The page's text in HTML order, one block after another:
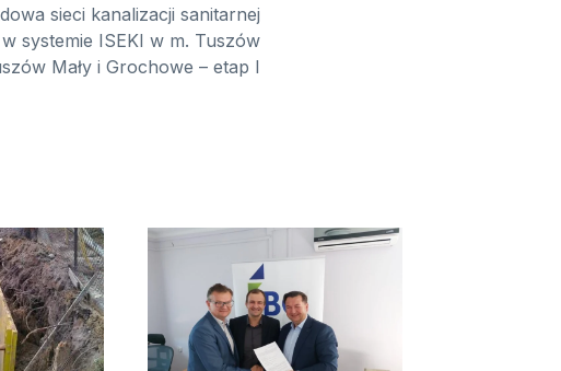
sieci kanalizacji sanitarnej
systemie ISEKI w m. Tuszów
Mały i Grochowe – etap I